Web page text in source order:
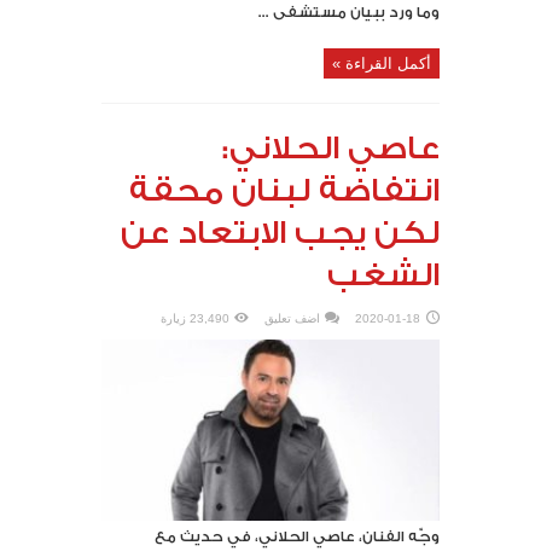
وما ورد ببيان مستشفى ...
أكمل القراءة »
عاصي الحلاني:
انتفاضة لبنان محقة
لكن يجب الابتعاد عن
الشغب
2020-01-18 اضف تعليق 23,490 زيارة
وجّه الفنان، عاصي الحلاني، في حديث مع